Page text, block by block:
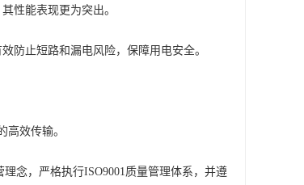
性能表现更为突出。
防止短路和漏电风险，保障用电安全。
效传输。
念，严格执行ISO9001质量管理体系，并遵